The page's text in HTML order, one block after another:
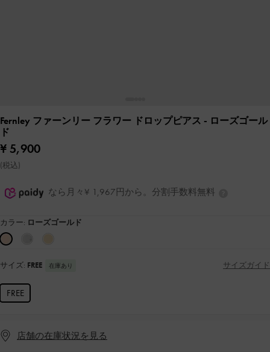
Fernley ファーンリー フラワー ドロップピアス - ローズゴール
ド
¥ 5,900
(税込)
なら月々¥ 1,967円から。分割手数料無料
カラー: ローズゴールド
サイズ: FREE 在庫あり サイズガイド
FREE
店舗の在庫状況を見る